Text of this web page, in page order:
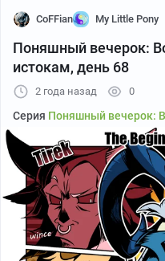
CoFFian My Little Pony
Поняшный вечерок:
истокам, день 68
2 года назад 0
Серия Поняшный вечерок: